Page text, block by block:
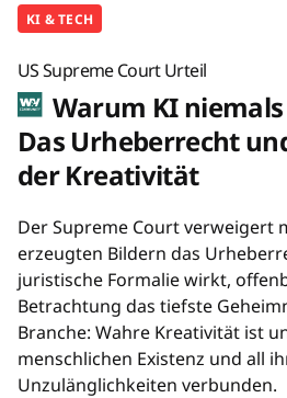
KI & TECH
US Supreme Court Urteil
Warum KI
Das Urheberrecht
der Kreativität
Der Supreme Court verweigert
erzeugten Bildern das
juristische Formalie wirkt,
Betrachtung das tiefste
Branche: Wahre Kreativität ist
menschlichen Existenz und all
Unzulänglichkeiten verbunden.